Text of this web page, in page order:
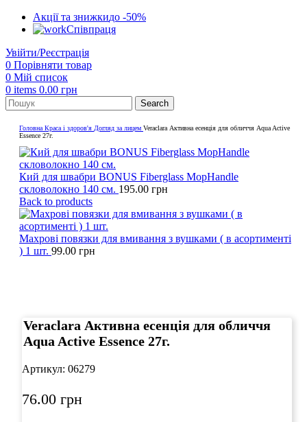
Акції та знижкидо -50%
Співпраця
Увійти/Реєстрація
0 Порівняти товар
0 Мій список
0 items 0.00 грн
Search
Головна Краса і здоров'я Догляд за лицем Veraclara Активна есенція для обличчя Aqua Active
Essence 27г.
Кий для швабри BONUS Fiberglass MopHandle
скловолокно 140 см. 195.00 грн
Back to products
Махрові повязки для вмивання з вушками ( в асортименті
) 1 шт. 99.00 грн
Veraclara Активна есенція для обличчя
Aqua Active Essence 27г.
Артикул: 06279
76.00 грн